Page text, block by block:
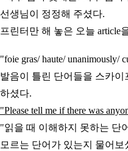
선생님이 정정해 주셨다.
프린터만 해 놓은 오늘 article
"foie gras/ haute/ unanimously/
발음이 틀린 단어들을 스카이
하셨다.
"Please tell me if there was
"읽을 때 이해하지 못하는 단
모르는 단어가 있는지 물어